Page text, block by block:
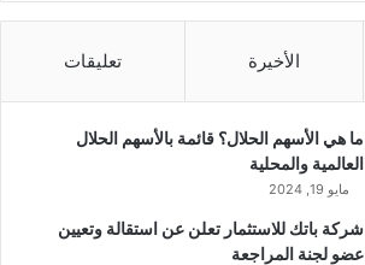
الأخيرة تعليقات
ما هي الأسهم الحلال؟ قائمة بالأسهم الحلال
العالمية والمحلية
مايو 19, 2024
شركة باتك للاستثمار تعلن عن استقالة وتعيين
عضو لجنة المراجعة